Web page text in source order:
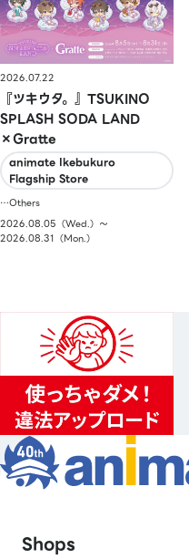
2026.07.22
『ツキウタ。』TSUKINO
SPLASH SODA LAND
×Gratte
animate Ikebukuro
Flagship Store
…Others
2026.08.05（Wed.）〜
2026.08.31（Mon.）
Shops